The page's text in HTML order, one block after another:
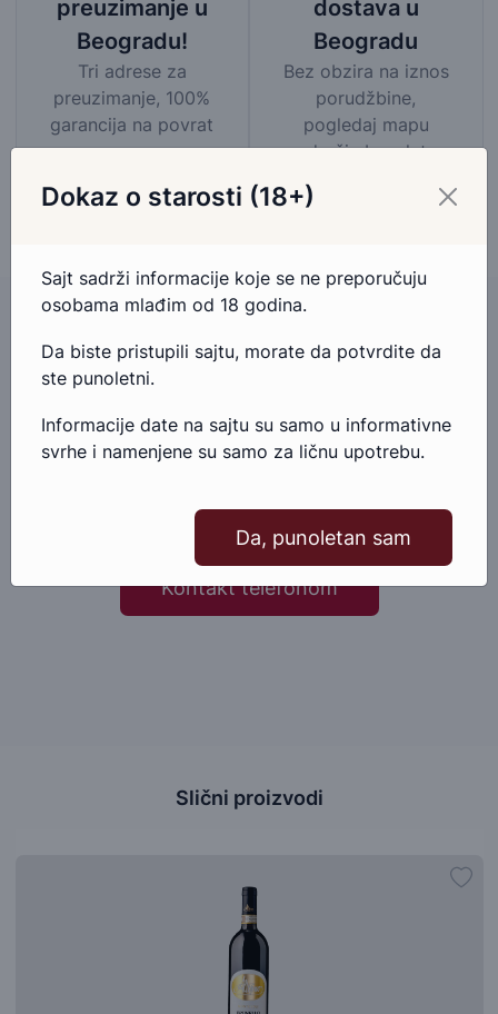
preuzimanje u
Beogradu!
Tri adrese za
preuzimanje, 100%
garancija na povrat
novca.
dostava u
Beogradu
Bez obzira na iznos
porudžbine,
pogledaj mapu
područja besplatne
Imate pitanja u vezi ovog proizvoda?
Ako imate bilo kakva pitanja ili nedoumice u vezi ovog
proizvoda, slobodno nam se obratite.
Pošaljite email
Kontakt telefonom
Slični proizvodi
Dokaz o starosti (18+)
Sajt sadrži informacije koje se ne preporučuju
osobama mlađim od 18 godina.
Da biste pristupili sajtu, morate da potvrdite da
ste punoletni.
Informacije date na sajtu su samo u informativne
svrhe i namenjene su samo za ličnu upotrebu.
Da, punoletan sam